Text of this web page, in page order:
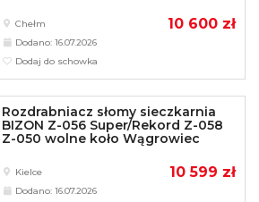
10 600 zł
Chełm
Dodano: 16.07.2026
Dodaj do schowka
Rozdrabniacz słomy sieczkarnia
BIZON Z-056 Super/Rekord Z-058
Z-050 wolne koło Wągrowiec
10 599 zł
Kielce
Dodano: 16.07.2026